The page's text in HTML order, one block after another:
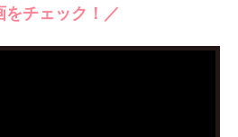
をチェック！／